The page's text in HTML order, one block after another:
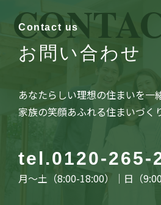
Contact us
お問い合わせ
あなたらしい理想の住まいを一
家族の笑顔あふれる住まいづく
tel.0120-265-
月〜土（8:00-18:00）｜日（